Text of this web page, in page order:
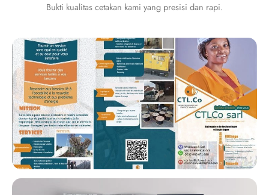
Bukti kualitas cetakan kami yang presisi dan rapi.